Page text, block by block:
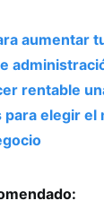
aumentar
rentable
para elegir el